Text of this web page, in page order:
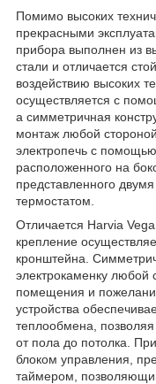
Помимо высоких
прекрасными
прибора выполнен из
стали и отличается
воздействию высоких
осуществляется с
а симметричная
монтаж любой
электропечь с помощью
расположенного на
представленного
термостатом.
Отличается Harvia
крепление
кронштейна.
электрокаменку любой
помещения и
устройства
теплообмена,
от пола до потолка.
блоком управления,
таймером,